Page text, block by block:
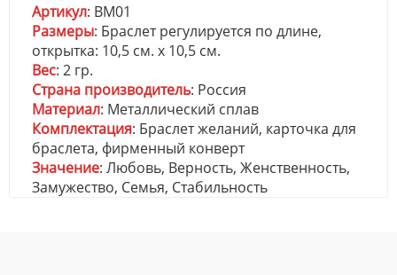
Артикул: BM01
Размеры: Браслет регулируется по длине,
открытка: 10,5 см. х 10,5 см.
Вес: 2 гр.
Страна производитель: Россия
Материал: Металлический сплав
Комплектация: Браслет желаний, карточка для
браслета, фирменный конверт
Значение: Любовь, Верность, Женственность,
Замужество, Семья, Стабильность